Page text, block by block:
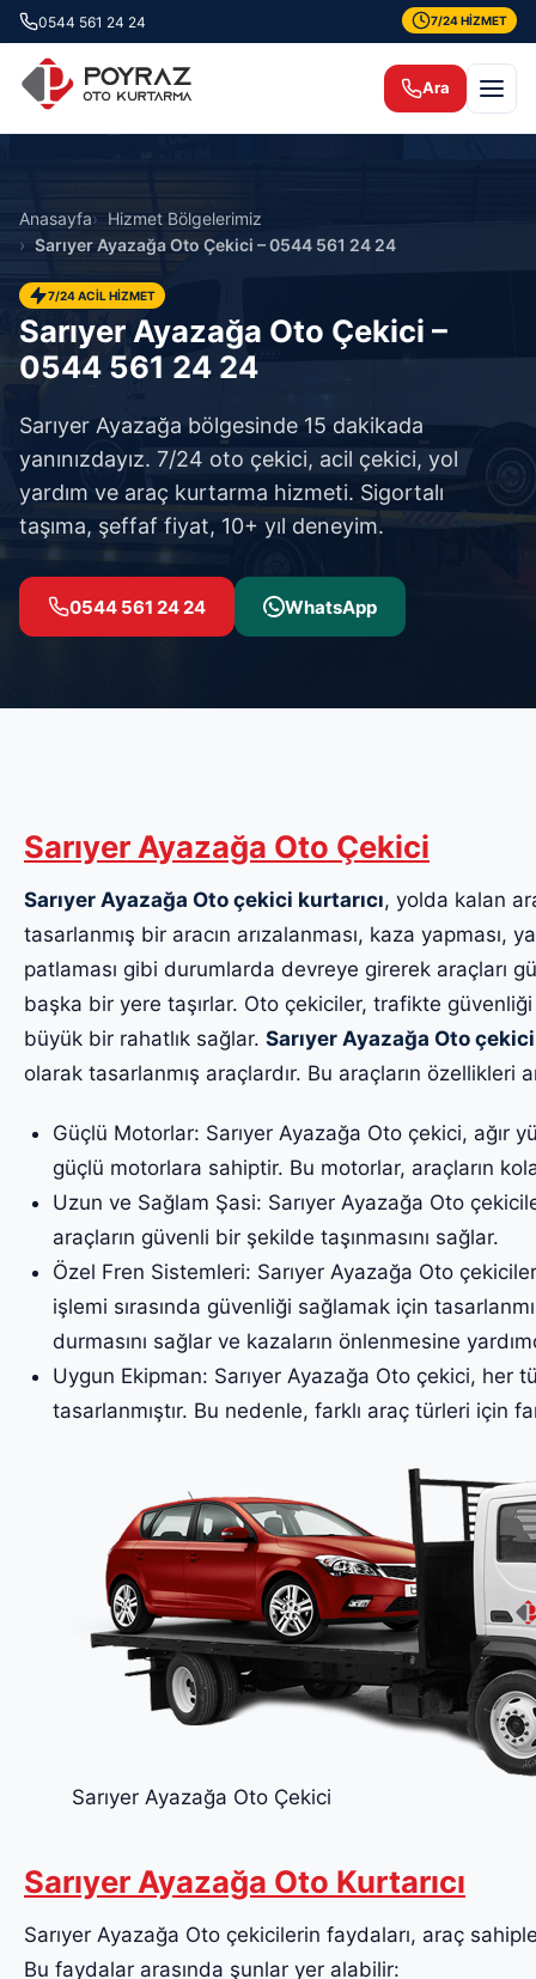
0544 561 24 24 7/24 HİZMET
Ara
Anasayfa
Hizmet Bölgelerimiz
Sarıyer Ayazağa Oto Çekici – 0544 561 24 24
7/24 ACİL HİZMET
Sarıyer Ayazağa Oto Çekici –
0544 561 24 24
Sarıyer Ayazağa bölgesinde 15 dakikada
yanınızdayız. 7/24 oto çekici, acil çekici, yol
yardım ve araç kurtarma hizmeti. Sigortalı
taşıma, şeffaf fiyat, 10+ yıl deneyim.
0544 561 24 24 WhatsApp
Sarıyer Ayazağa Oto Çekici
Sarıyer Ayazağa Oto çekici kurtarıcı, yolda kalan
tasarlanmış bir aracın arızalanması, kaza yapması,
patlaması gibi durumlarda devreye girerek araçları
başka bir yere taşırlar. Oto çekiciler, trafikte
büyük bir rahatlık sağlar. Sarıyer Ayazağa Oto çekici
olarak tasarlanmış araçlardır. Bu araçların özellikleri
Güçlü Motorlar: Sarıyer Ayazağa Oto çekici, ağır
güçlü motorlara sahiptir. Bu motorlar, araçların
Uzun ve Sağlam Şasi: Sarıyer Ayazağa Oto
araçların güvenli bir şekilde taşınmasını sağlar.
Özel Fren Sistemleri: Sarıyer Ayazağa Oto
işlemi sırasında güvenliği sağlamak için
durmasını sağlar ve kazaların önlenmesine
Uygun Ekipman: Sarıyer Ayazağa Oto çekici, her
tasarlanmıştır. Bu nedenle, farklı araç türleri için
Sarıyer Ayazağa Oto Çekici
Sarıyer Ayazağa Oto Kurtarıcı
Sarıyer Ayazağa Oto çekicilerin faydaları, araç
Bu faydalar arasında şunlar yer alabilir: